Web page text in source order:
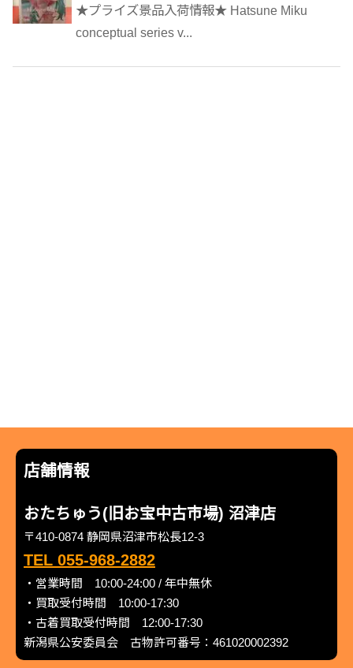
★プライズ景品入荷情報★ Hatsune Miku
conceptual series v...
店舗情報
おたちゅう(旧お宝中古市場) 沼津店
〒410-0874 静岡県沼津市松長12-3
TEL 055-968-2882
・営業時間 10:00-24:00 / 年中無休
・買取受付時間 10:00-17:30
・古着買取受付時間 12:00-17:30
新潟県公安委員会 古物許可番号：461020002392